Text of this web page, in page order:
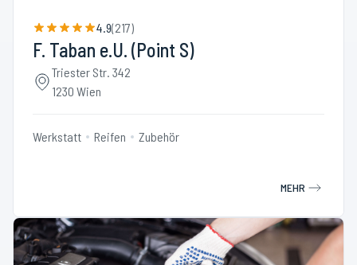
4.9(217)
F. Taban e.U. (Point S)
Triester Str. 342
1230 Wien
Werkstatt Reifen Zubehör
MEHR